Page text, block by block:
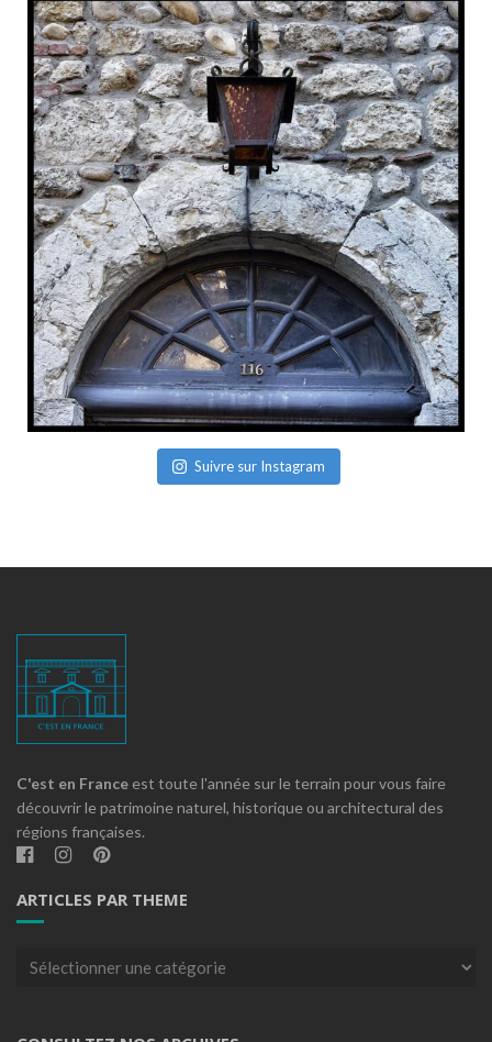
Suivre sur Instagram
C'est en France est toute l'année sur le terrain pour vous faire
découvrir le patrimoine naturel, historique ou architectural des
régions françaises.
ARTICLES PAR THEME
Articles